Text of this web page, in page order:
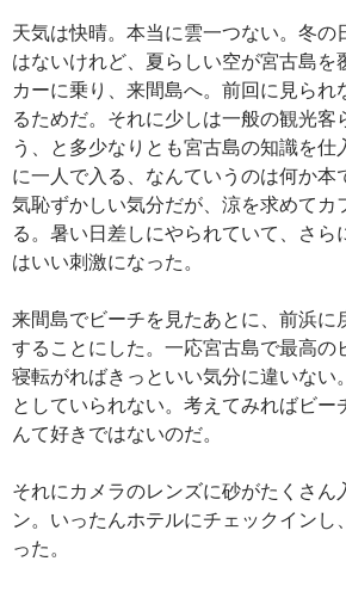
天気は快晴。本当に雲一つない。冬の
はないけれど、夏らしい空が宮古島を
カーに乗り、来間島へ。前回に見られ
るためだ。それに少しは一般の観光客
う、と多少なりとも宮古島の知識を仕
に一人で入る、なんていうのは何か本
気恥ずかしい気分だが、涼を求めてカ
る。暑い日差しにやられていて、さら
はいい刺激になった。
来間島でビーチを見たあとに、前浜に
することにした。一応宮古島で最高の
寝転がればきっといい気分に違いない
としていられない。考えてみればビー
んて好きではないのだ。
それにカメラのレンズに砂がたくさん
ン。いったんホテルにチェックインし
った。